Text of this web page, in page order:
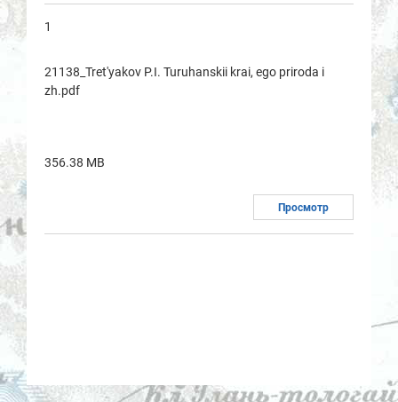
1
21138_Tret'yakov P.I. Turuhanskii krai, ego priroda i
zh.pdf
356.38 MB
Просмотр